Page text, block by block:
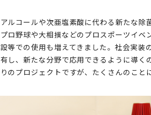
アルコールや次亜塩素酸に代わる新たな
プロ野球や大相撲などのプロスポーツイ
設等での使用も増えてきました。社会実
有し、新たな分野で応用できるように導く
りのプロジェクトですが、たくさんのこ